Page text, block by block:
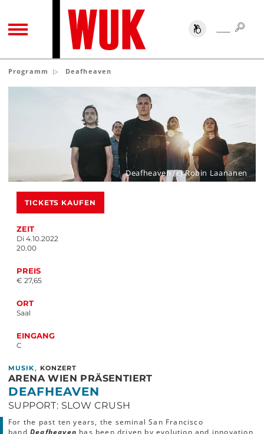
TOGGLE NAVIGATION SUCHE
Programm Deafheaven
TICKETS KAUFEN
ZEIT
Di 4.10.2022
20.00
PREIS
€ 27,65
ORT
Saal
EINGANG
C
Deafheaven (c) Robin Laananen
MUSIK , KONZERT
ARENA WIEN PRÄSENTIERT
DEAFHEAVEN
SUPPORT: SLOW CRUSH
For the past ten years, the seminal San Francisco
band Deafheaven has been driven by evolution and innovation